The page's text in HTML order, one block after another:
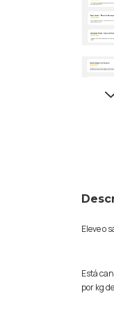
Eleve o
Está
por kg